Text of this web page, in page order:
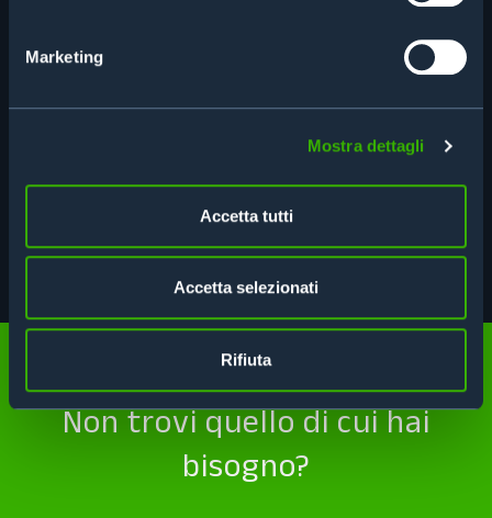
Marketing
Mostra dettagli
Accetta tutti
Accetta selezionati
Rifiuta
SERRATURA RFID PER ARMADI
Non trovi quello di cui hai
bisogno?